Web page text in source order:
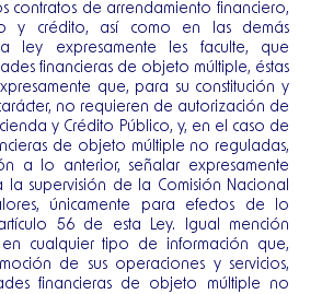
contratos de arrendamiento financiero,
y crédito, así como en las demás
ley expresamente les faculte, que
financieras de objeto múltiple, éstas
que, para su constitución y
no requieren de autorización de
y Crédito Público, y, en el caso de
de objeto múltiple no reguladas,
a lo anterior, señalar expresamente
la supervisión de la Comisión Nacional
únicamente para efectos de lo
56 de esta Ley. Igual mención
cualquier tipo de información que,
de sus operaciones y servicios,
financieras de objeto múltiple no